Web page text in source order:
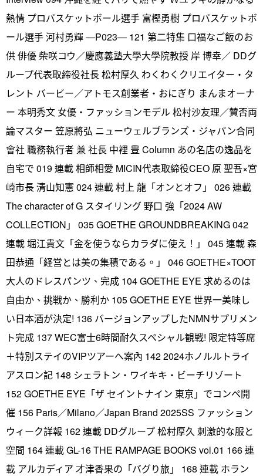
熱情 プロバスケットボール選手 富樫勇樹 プロバスケットボ
ール選手 河村勇輝 ―P023― 121 第二特集 口福なご飯のお
供 俳優 柴咲コウ／慶應義塾大學大學院教授 岸 博幸／ DDグ
ループ代表取締役社長 松村厚久 わくわくクリエイター・タ
レント バービー／アトモス創業者・おにぎり まんまオーナ
ー 本明秀文 女優・ファッションモデル 松村沙友理／賛否両
論マスター 笠原將弘 ニューウェルブランズ・ジャパン合同
會社 職務執行者 兼 社長 中裡 豊 Column あの名店の逸品を
自宅で 019 連載 相師相愛 MICIN代表取締役CEO 原 聖吾×宮
崎市長 清山知憲 024 連載 村上 龍「オンとオフ」 026 連載
The character of G スタイリング 野口 強「2024 AW
COLLECTION」 035 GOETHE GROUNDBREAKING 042
連載 堀江貴文「金を使うならカラダに使え！」 045 連載 森
田恭通「経営とは美の集積である。」 046 GOETHE×TOOT
大人のドレスパンツ、完成 104 GOETHE EYE 求めるのは
自由か、挑戦か、勝利か 105 GOETHE EYE 世界一美味し
い日本酒が決定! 136 バージョンアップしたNMNサプリメン
ト完成 137 WEC富士6時間耐久スペシャル観戦! 限定特等席
＋特別ステイのVIPツアーへ案內 142 2024ホノルルトライ
アスロン記 148 シェラトン・ワイキキ・ビーチリゾート
152 GOETHE EYE「ザ セイントナイン 東京」でコンペ開
催 156 Paris／Milano／Japan Brand 2025SS ファッション
ウィーク詳報 162 連載 DDグループ 松村厚久 刺激的な服と
空間 164 連載 GL-16 THE RAMPAGE BOOKS vol.01 166 連
載 アルカディア 才津香果の「バグり旅」 168 連載 ホラン